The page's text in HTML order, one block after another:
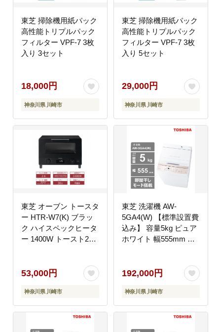
東芝 掃除機用紙パック
高性能トリプルパック
フィルター VPF-7 3枚
入り 3セット
18,000円
神奈川県 川崎市
東芝 掃除機用紙パック
高性能トリプルパック
フィルター VPF-7 3枚
入り 5セット
29,000円
神奈川県 川崎市
東芝 オーブン トースタ
ー HTR-W7(K) ブラッ
ク ハイスペックヒータ
ー 1400W トースト2枚
ニュー マイコンタイプ
朝食 朝ごはん 家電 キ
ッチン家電 人気 おすす
めTOSHIBA 神奈川県
53,000円
神奈川県 川崎市
東芝 洗濯機 AW-
5GA4(W) 【標準設置費
込み】 容量5kg ピュア
ホワイト 幅555mm 部
ース カセット式 糸くず
フィルター お手入れ 簡
単 全自動洗濯機 家電
おすすめ 人気
TOSHIBA 神奈川県 川
192,000円
神奈川県 川崎市